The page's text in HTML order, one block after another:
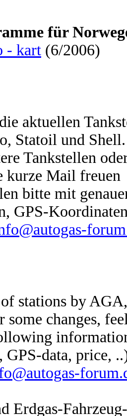
für
- kart (6/2006)
aktuellen
Statoil und Shell.
Tankstellen
kurze Mail freuen
bitte mit
GPS-
stations by
some changes,
GPS-data, price,
Erdgas-